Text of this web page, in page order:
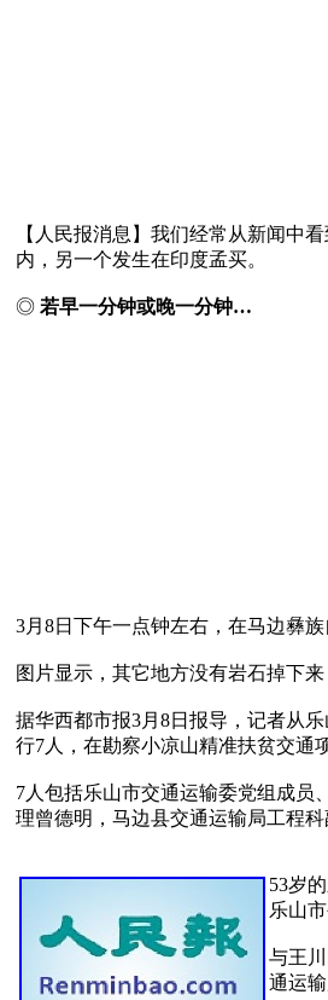
【人民报消息】我们经常从新闻中
内，另一个发生在印度孟买。
◎ 若早一分钟或晚一分钟…
3月8日下午一点钟左右，在马边彝
图片显示，其它地方没有岩石掉下
据华西都市报3月8日报导，记者从
行7人，在勘察小凉山精准扶贫交通
7人包括乐山市交通运输委党组成员
理曾德明，马边县交通运输局工程
53岁
乐山
与王
通运